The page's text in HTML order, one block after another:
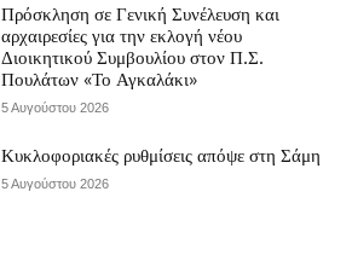
Πρόσκληση σε Γενική Συνέλευση και
αρχαιρεσίες για την εκλογή νέου
Διοικητικού Συμβουλίου στον Π.Σ.
Πουλάτων «Το Αγκαλάκι»
5 Αυγούστου 2026
Κυκλοφοριακές ρυθμίσεις απόψε στη Σάμη
5 Αυγούστου 2026